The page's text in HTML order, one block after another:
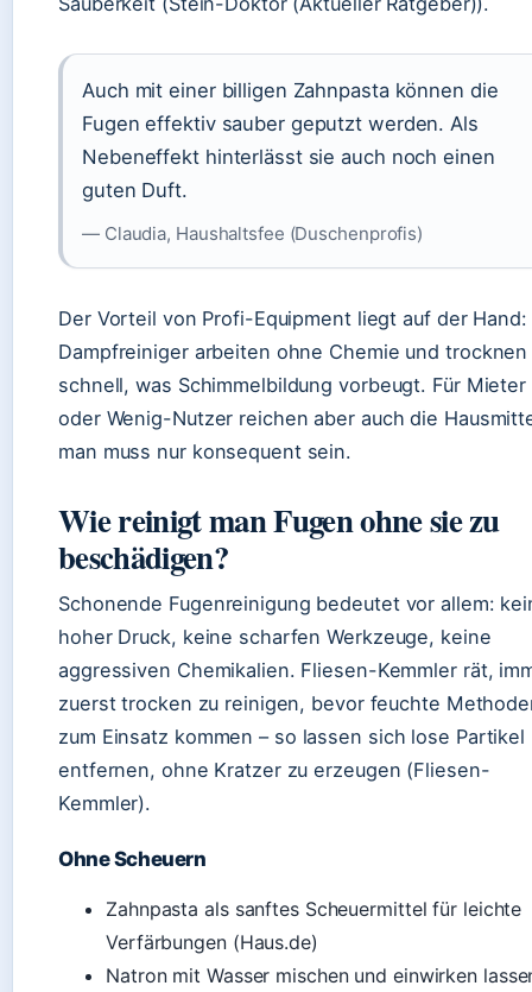
Auch mit einer billigen Zahnpasta können die
Fugen effektiv sauber geputzt werden. Als
Nebeneffekt hinterlässt sie auch noch einen
guten Duft.
— Claudia, Haushaltsfee (Duschenprofis)
Der Vorteil von Profi-Equipment liegt auf der Hand:
Dampfreiniger arbeiten ohne Chemie und trocknen
schnell, was Schimmelbildung vorbeugt. Für Mieter
oder Wenig-Nutzer reichen aber auch die
man muss nur konsequent sein.
Wie reinigt man Fugen ohne sie zu
beschädigen?
Schonende Fugenreinigung bedeutet vor allem:
hoher Druck, keine scharfen Werkzeuge, keine
aggressiven Chemikalien. Fliesen-Kemmler rät,
zuerst trocken zu reinigen, bevor feuchte
zum Einsatz kommen – so lassen sich lose Partikel
entfernen, ohne Kratzer zu erzeugen (Fliesen-
Kemmler).
Ohne Scheuern
Zahnpasta als sanftes Scheuermittel für leichte
Verfärbungen (Haus.de)
Natron mit Wasser mischen und einwirken